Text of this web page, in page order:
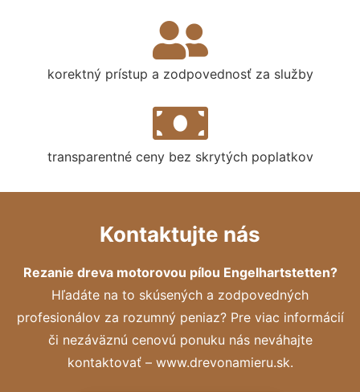
korektný prístup a zodpovednosť za služby
transparentné ceny bez skrytých poplatkov
Kontaktujte nás
Rezanie dreva motorovou pílou Engelhartstetten?
Hľadáte na to skúsených a zodpovedných
profesionálov za rozumný peniaz? Pre viac informácií
či nezáväznú cenovú ponuku nás neváhajte
kontaktovať – www.drevonamieru.sk.